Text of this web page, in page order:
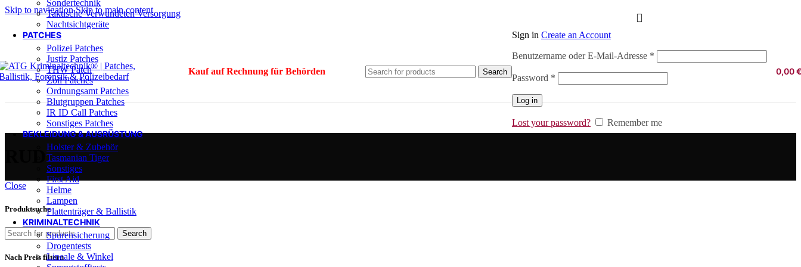
Skip to navigationSkip to main content
Kauf auf Rechnung für Behörden Search
Sign in Create an Account
Benutzername oder E-Mail-Adresse *
Password *
Log in
Lost your password? Remember me
0,00
Sondertechnik
Taktische Verwundeten Versorgung
Nachtsichtgeräte
PATCHES
Polizei Patches
Justiz Patches
THW Patch
Zoll Patches
Ordnungsamt Patches
Blutgruppen Patches
IR ID Call Patches
Sonstiges Patches
BEKLEIDUNG & AUSRÜSTUNG
Holster & Zubehör
Tasmanian Tiger
Sonstiges
First Aid
Helme
Lampen
Plattenträger & Ballistik
KRIMINALTECHNIK
Spurensicherung
Drogentests
Lineale & Winkel
Close
Produktsuche
Search
Nach Preis filtern